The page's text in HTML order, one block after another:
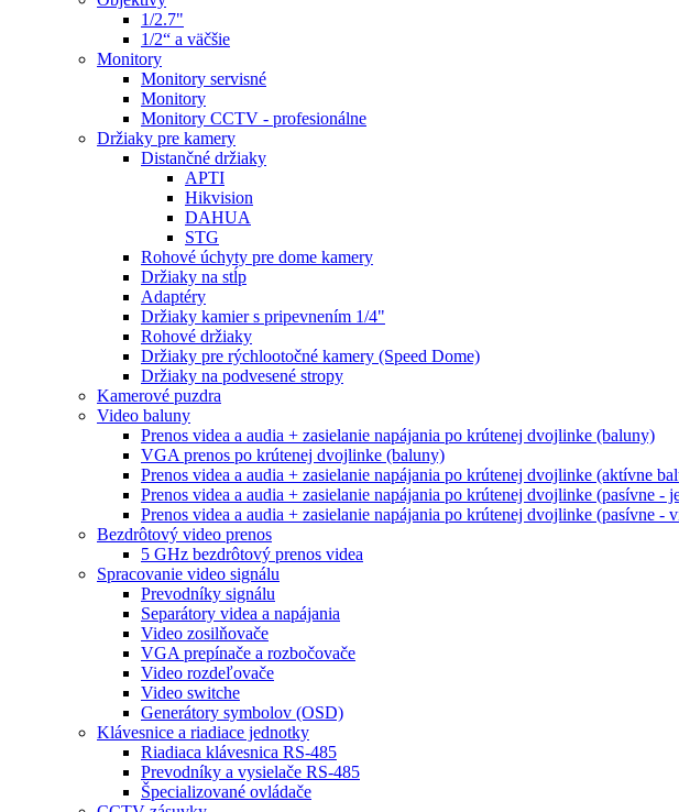
1/2.7"
1/2“ a väčšie
Monitory
Monitory servisné
Monitory
Monitory CCTV - profesionálne
Držiaky pre kamery
Distančné držiaky
APTI
Hikvision
DAHUA
STG
Rohové úchyty pre dome kamery
Držiaky na stĺp
Adaptéry
Držiaky kamier s pripevnením 1/4"
Rohové držiaky
Držiaky pre rýchlootočné kamery (Speed Dome)
Držiaky na podvesené stropy
Kamerové puzdra
Video baluny
Prenos videa a audia + zasielanie napájania po krútenej dvojlinke (baluny)
VGA prenos po krútenej dvojlinke (baluny)
Prenos videa a audia + zasielanie napájania po krútenej dvojlinke (aktívne
Prenos videa a audia + zasielanie napájania po krútenej dvojlinke (pasívne -
Prenos videa a audia + zasielanie napájania po krútenej dvojlinke (pasívne -
Bezdrôtový video prenos
5 GHz bezdrôtový prenos videa
Spracovanie video signálu
Prevodníky signálu
Separátory videa a napájania
Video zosilňovače
VGA prepínače a rozbočovače
Video rozdeľovače
Video switche
Generátory symbolov (OSD)
Klávesnice a riadiace jednotky
Riadiaca klávesnica RS-485
Prevodníky a vysielače RS-485
Špecializované ovládače